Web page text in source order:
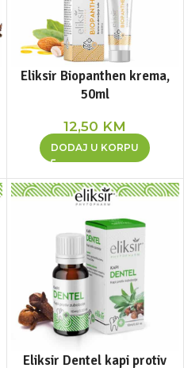
Eliksir Biopanthen krema,
50ml
12,50 KM
DODAJ U KORPU
Eliksir Dentel kapi protiv